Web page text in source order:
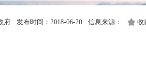
府 发布时间：2018-06-20 信息来源： 收